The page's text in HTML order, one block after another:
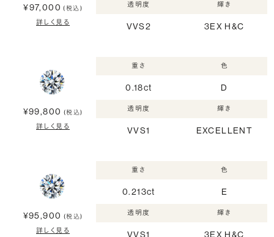
¥97,000 (税込)
詳しく見る
透明度
VVS2
輝き
3EX H&C
¥99,800 (税込)
詳しく見る
重さ
0.18ct
色
D
透明度
VVS1
輝き
EXCELLENT
¥95,900 (税込)
詳しく見る
重さ
0.213ct
色
E
透明度
VVS1
輝き
3EX H&C